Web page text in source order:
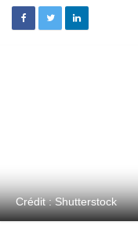
Crédit : Shutterstock